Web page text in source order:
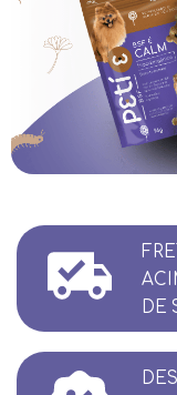
DE